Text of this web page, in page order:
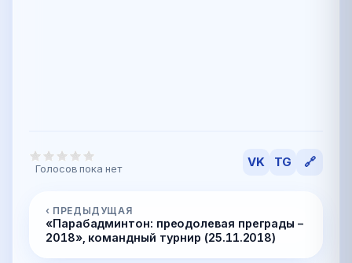
Голосов пока нет VK TG 🔗
‹ ПРЕДЫДУЩАЯ
«Парабадминтон: преодолевая преграды –
2018», командный турнир (25.11.2018)